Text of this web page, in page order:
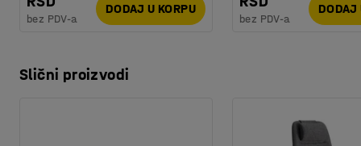
bez PDV-a
DODAJ U KORPU
bez PDV-a
DODAJ
Slični proizvodi